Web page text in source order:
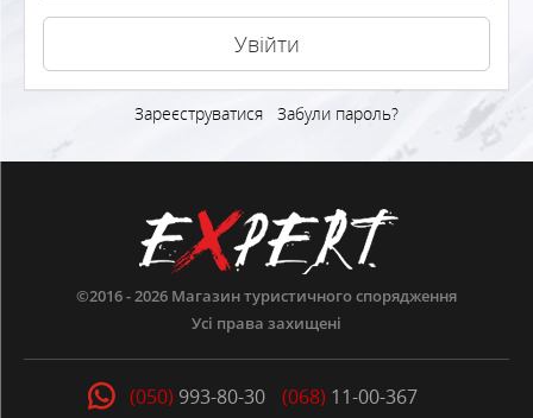
Зареєструватися Забули пароль?
©2016 - 2026 Магазин туристичного спорядження
Усі права захищені
(050) 993-80-30 (068) 11-00-367